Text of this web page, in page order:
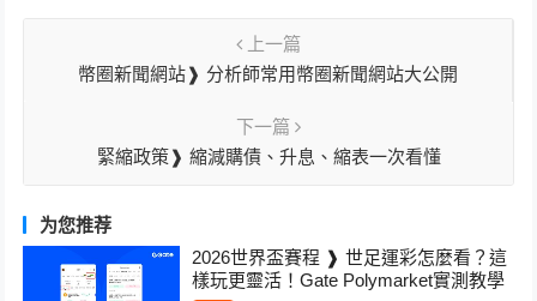
上一篇
幣圈新聞網站❱ 分析師常用幣圈新聞網站大公開
下一篇
緊縮政策❱ 縮減購債、升息、縮表一次看懂
为您推荐
2026世界盃賽程 ❱ 世足運彩怎麼看？這
樣玩更靈活！Gate Polymarket實測教學